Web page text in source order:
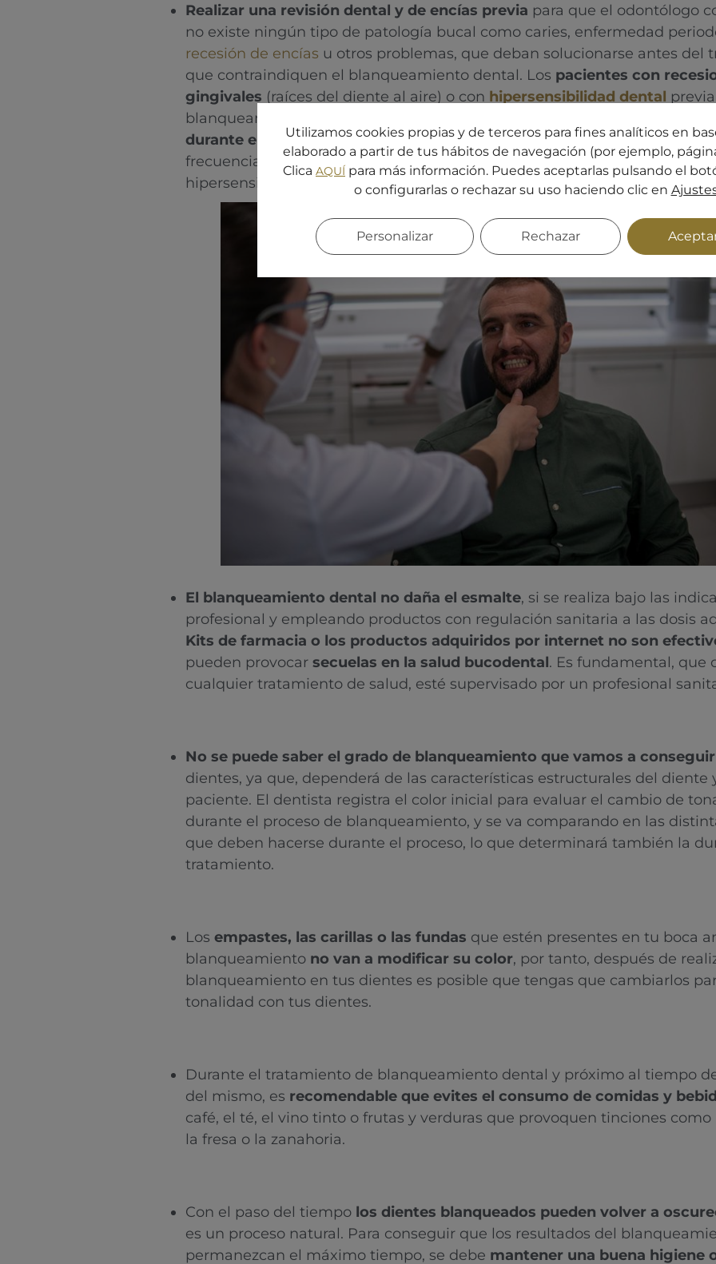
Realizar una revisión dental y de encías previa para que el odontólogo
no existe ningún tipo de patología bucal como caries, enfermedad
recesión de encías u otros problemas, que deban solucionarse antes del
que contraindiquen el blanqueamiento dental. Los pacientes con
gingivales (raíces del diente al aire) o con hipersensibilidad dental
blanqueamiento dental, deben saber que esta
durante el procesode forma transitoria. En estos casos, el dentista debe
frecuencia y la dosis de uso del gel blanqueante para reducir o evitar la
hipersensibilidad dental.
El blanqueamiento dental no daña el esmalte, si se realiza bajo las
profesional y empleando productos con regulación sanitaria a las dosis
Kits de farmacia o los productos adquiridos por internet no son
pueden provocar secuelas en la salud bucodental. Es fundamental, que
cualquier tratamiento de salud, esté supervisado por un profesional
No se puede saber el grado de blanqueamiento que vamos a conseguir
dientes, ya que, dependerá de las características estructurales del diente
paciente. El dentista registra el color inicial para evaluar el cambio de
durante el proceso de blanqueamiento, y se va comparando en las
que deben hacerse durante el proceso, lo que determinará también la
tratamiento.
Los empastes, las carillas o las fundas que estén presentes en tu boca
blanqueamiento no van a modificar su color, por tanto, después de
blanqueamiento en tus dientes es posible que tengas que cambiarlos
tonalidad con tus dientes.
Durante el tratamiento de blanqueamiento dental y próximo al tiempo
del mismo, es recomendable que evites el consumo de comidas y
café, el té, el vino tinto o frutas y verduras que provoquen tinciones
la fresa o la zanahoria.
Con el paso del tiempo los dientes blanqueados pueden volver a
es un proceso natural. Para conseguir que los resultados del
permanezcan el máximo tiempo, se debe mantener una buena higiene
Utilizamos cookies propias y de terceros para fines analíticos en
elaborado a partir de tus hábitos de navegación (por ejemplo,
Clica AQUÍ para más información. Puedes aceptarlas pulsando el
o configurarlas o rechazar su uso haciendo clic en
Rechazar
Personalizar